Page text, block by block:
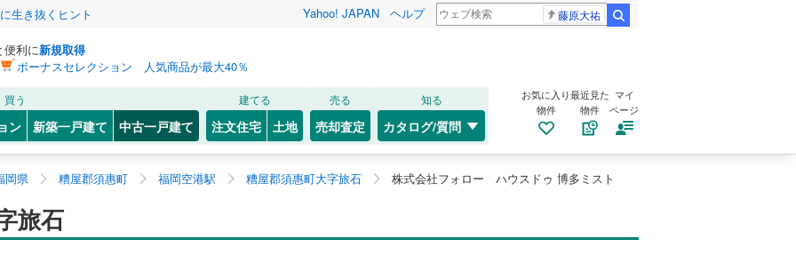
生き抜くヒント Yahoo! JAPAN ヘルプ 藤原大祐
便利に新規取得
ボーナスセレクション 人気商品が最大40％
買う
ン 新築一戸建て 中古一戸建て
建てる
注文住宅 土地
売る
売却査定
知る
カタログ/質問
お気に入り
物件
最近見た
物件
マイ
ページ
岡県 糟屋郡須惠町 福岡空港駅 糟屋郡須惠町大字旅石 株式会社フォロー ハウスドゥ 博多ミスト
旅石